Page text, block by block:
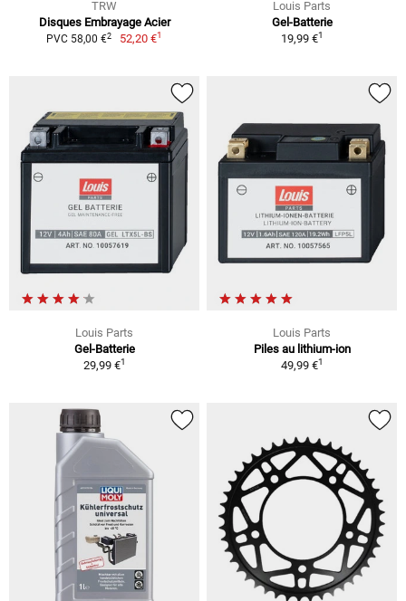
TRW
Disques Embrayage Acier
PVC 58,00 €2 52,20 €1
Louis Parts
Gel-Batterie
19,99 €1
Louis Parts
Gel-Batterie
29,99 €1
Louis Parts
Piles au lithium-ion
49,99 €1